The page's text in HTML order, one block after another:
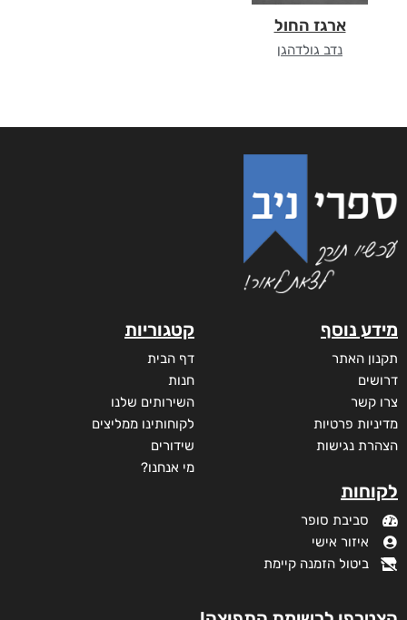
ארגז החול
נדב גולדהגן
מידע נוסף
תקנון האתר
דרושים
צרו קשר
מדיניות פרטיות
הצהרת נגישות
לקוחות
סביבת סופר
איזור אישי
ביטול הזמנה קיימת
קטגוריות
דף הבית
חנות
השירותים שלנו
לקוחותינו ממליצים
שידורים
מי אנחנו?